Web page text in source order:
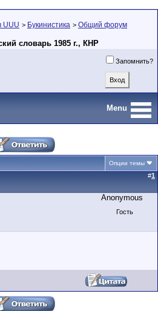
UUU > Букинистика > Общий форум
словарь 1985 г., КНР
Запомнить?
Menu
Опции темы
#1
Anonymous
Гость